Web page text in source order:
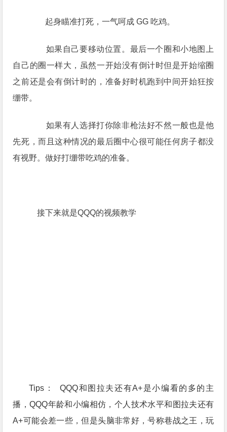
起身瞄准打死，一气呵成 GG 吃鸡。
如果自己要移动位置。最后一个圈和小地图上
自己的圈一样大，虽然一开始没有倒计时但是开始缩圈
之前还是会有倒计时的，准备好时机跑到中间开始狂按
绷带。
如果有人选择打你除非枪法好不然一般也是他
先死，而且这种情况的最后圈中心很可能任何房子都没
有视野。做好打绷带吃鸡的准备。
接下来就是QQQ的视频教学
Tips： QQQ和图拉夫还有A+是小编看的多的主
播，QQQ年龄和小编相仿，个人技术水平和图拉夫还有
A+可能会差一些，但是头脑非常好，号称巷战之王，玩